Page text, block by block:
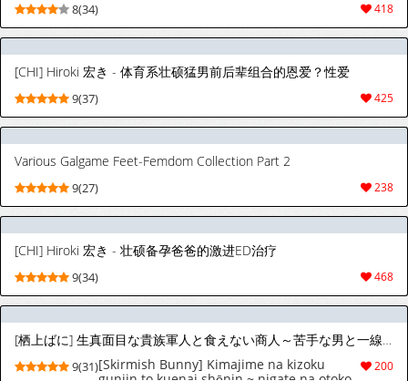
418
8(34)
[CHI] Hiroki 宏き - 体育系壮硕猛男前后辈组合的恩爱？性爱
425
9(37)
Various Galgame Feet-Femdom Collection Part 2
238
9(27)
[CHI] Hiroki 宏き - 壮硕备孕爸爸的激进ED治疗
468
9(34)
[栖上ばに] 生真面目な貴族軍人と食えない商人～苦手な男と一線を越えてしまった日～︱一本正经的贵族军人与精明狡黠的商人～和难以应付的男人跨越界线的那一天～
200
9(31)[Skirmish Bunny] Kimajime na kizoku